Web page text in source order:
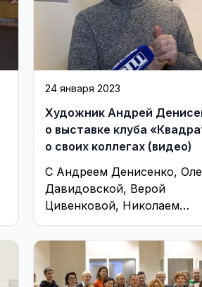
24 января 2023
Художник Андрей
о выставке клуба
о своих коллегах (видео)
С Андреем Денисенко,
Давидовской, Верой
Цивенковой, Николаем
Наймушиным и Алиной
Новосад можно будет
встретиться за чашкой
художественной ...